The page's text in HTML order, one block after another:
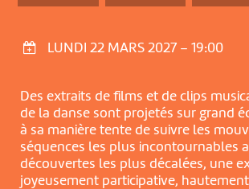
LUNDI 22 MARS 2027 – 19:00
Des extraits de films et de clips
de la danse sont projetés sur grand
à sa manière tente de suivre les
séquences les plus incontournables
découvertes les plus décalées, une
joyeusement participative,